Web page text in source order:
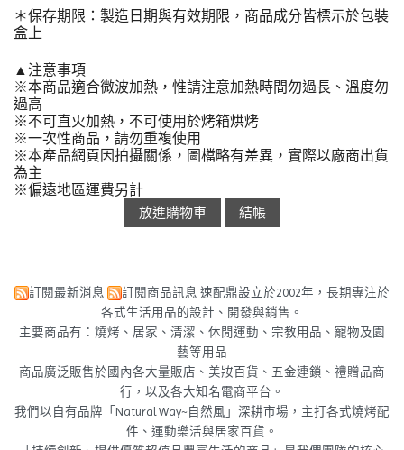
＊保存期限：製造日期與有效期限，商品成分皆標示於包裝
盒上
▲注意事項
※本商品適合微波加熱，惟請注意加熱時間勿過長、溫度勿
過高
※不可直火加熱，不可使用於烤箱烘烤
※一次性商品，請勿重複使用
※本產品網頁因拍攝關係，圖檔略有差異，實際以廠商出貨
為主
※偏遠地區運費另計
訂閱最新消息 訂閱商品訊息 速配鼎設立於2002年，長期專注於
各式生活用品的設計、開發與銷售。
主要商品有：燒烤、居家、清潔、休閒運動、宗教用品、寵物及園
藝等用品
商品廣泛販售於國內各大量販店、美妝百貨、五金連鎖、禮贈品商
行，以及各大知名電商平台。
我們以自有品牌「Natural Way~自然風」深耕市場，主打各式燒烤配
件、運動樂活與居家百貨。